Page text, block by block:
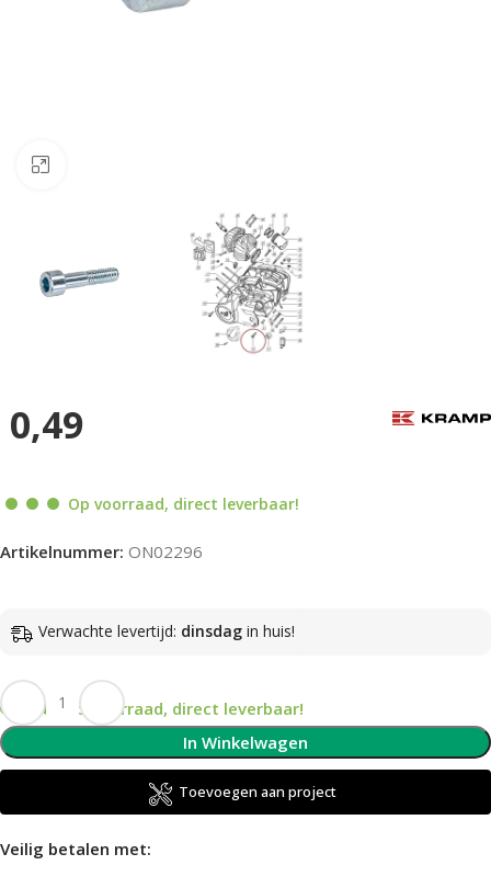
0,49
Op voorraad, direct leverbaar!
Artikelnummer: ON02296
Verwachte levertijd: dinsdag in huis!
Op voorraad, direct leverbaar!
In Winkelwagen
Toevoegen aan project
Veilig betalen met: